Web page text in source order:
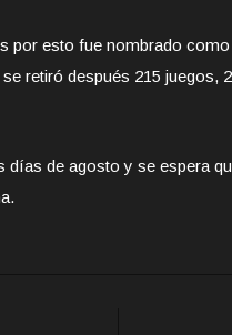
por esto fue nombrado
retiró después 215 juegos,
días de agosto y se espera